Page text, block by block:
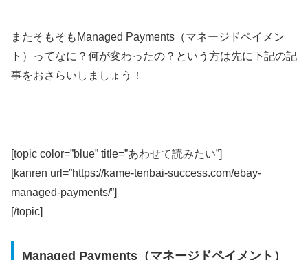
またそもそもManaged Payments（マネージドペイメン
ト）ってなに？何が変わったの？という方は先に下記の記
事をおさらいしましょう！
[topic color=”blue” title=”あわせて読みたい”]
[kanren url=”https://kame-tenbai-success.com/ebay-
managed-payments/”]
[/topic]
Managed Payments（マネージドペイメント）